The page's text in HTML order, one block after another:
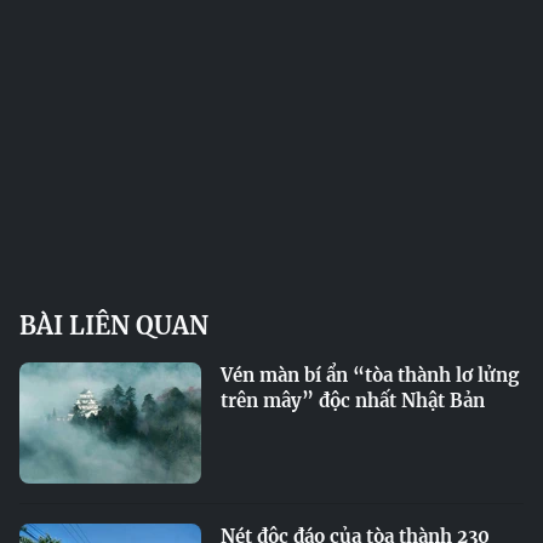
BÀI LIÊN QUAN
Vén màn bí ẩn “tòa thành lơ lửng
trên mây” độc nhất Nhật Bản
Nét độc đáo của tòa thành 230